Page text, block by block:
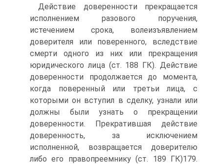
Действие доверенности прекращается
исполнением разового поручения,
истечением срока, волеизъявлением
доверителя или поверенного, вследствие
смерти одного из них или прекращения
юридического лица (ст. 188 ГК). Действие
доверенности продолжается до момента,
когда поверенный или третьи лица, с
которыми он вступил в сделку, узнали или
должны были узнать о прекращении
доверенности. Прекратившая действие
доверенность, за исключением
исполненной, возвращается доверителю
либо его правопреемнику (ст. 189 ГК)179.